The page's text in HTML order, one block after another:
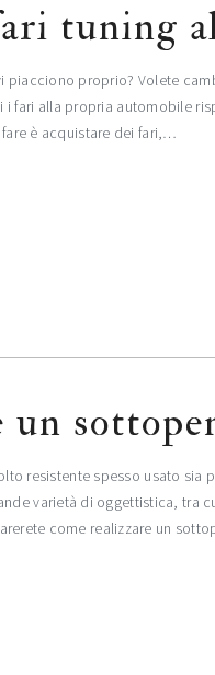
tuning
proprio? Volete
i fari alla propria automobile
è acquistare dei fari,…
un
resistente spesso usato
varietà di oggettistica, tra
come realizzare un